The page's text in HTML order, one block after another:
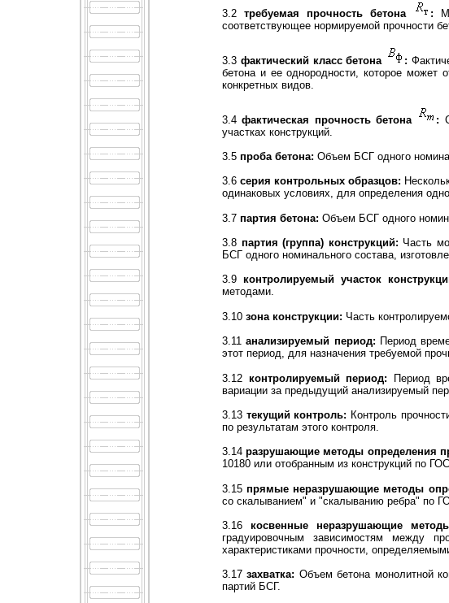
3.2требуемая прочность бетона :
соответствующее нормируемой прочности
3.3 фактический класс бетона :
бетона и ее однородности, которое может
конкретных видов.
3.4фактическая прочность бетона :
участках конструкций.
3.5 проба бетона: Объем БСГ одного
3.6серия контрольных образцов:
одинаковых условиях, для определения
3.7 партия бетона: Объем БСГ одного
3.8 партия (группа) конструкций: Часть
БСГ одного номинального состава,
3.9 контролируемый участок
методами.
3.10 зона конструкции: Часть
3.11анализируемый период: Период
этот период, для назначения требуемой
3.12 контролируемый период: Период
вариации за предыдущий анализируемый
3.13 текущий контроль: Контроль
по результатам этого контроля.
3.14разрушающие методы определения
10180 или отобранным из конструкций по
3.15прямые неразрушающие методы
со скалыванием" и "скалыванию ребра" по
3.16косвенные неразрушающие
градуировочным зависимостям между
характеристиками прочности,
3.17захватка: Объем бетона монолитной
партий БСГ.